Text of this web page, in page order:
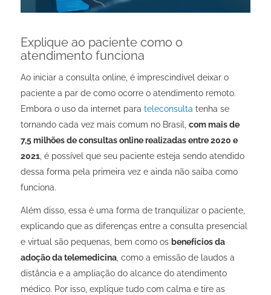
Explique ao paciente como o
atendimento funciona
Ao iniciar a consulta online, é imprescindível deixar o
paciente a par de como ocorre o atendimento remoto.
Embora o uso da internet para teleconsulta tenha se
tornando cada vez mais comum no Brasil, com mais de
7,5 milhões de consultas online realizadas entre 2020 e
2021, é possível que seu paciente esteja sendo atendido
dessa forma pela primeira vez e ainda não saiba como
funciona.
Além disso, essa é uma forma de tranquilizar o paciente,
explicando que as diferenças entre a consulta presencial
e virtual são pequenas, bem como os benefícios da
adoção da telemedicina, como a emissão de laudos a
distância e a ampliação do alcance do atendimento
médico. Por isso, explique tudo com calma e tire as